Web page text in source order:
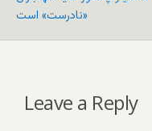
«نادرست» است
Leave a Reply